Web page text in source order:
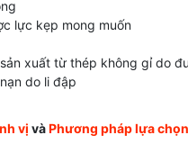
lực kẹp mong muốn
xuất từ thép không gỉ do
do li đập
vị vàPhương pháp lựa